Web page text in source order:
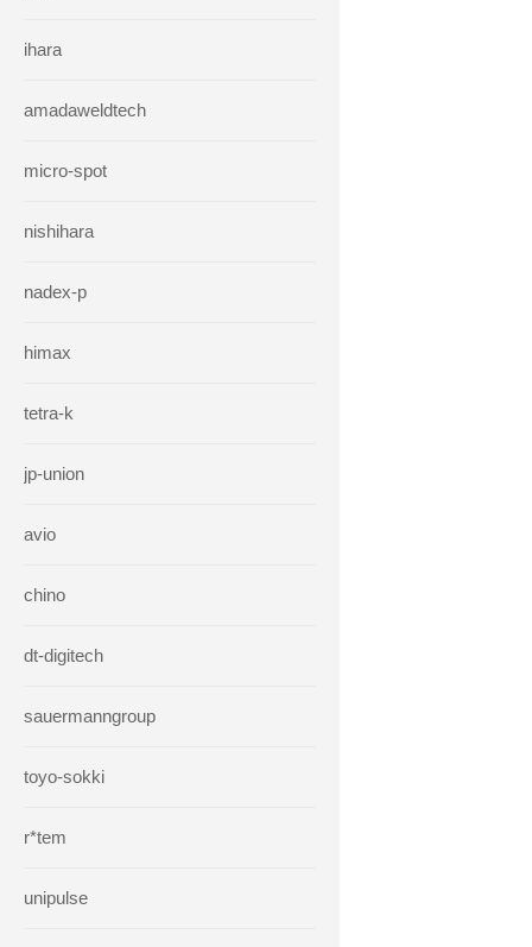
ihara
amadaweldtech
micro-spot
nishihara
nadex-p
himax
tetra-k
jp-union
avio
chino
dt-digitech
sauermanngroup
toyo-sokki
r*tem
unipulse